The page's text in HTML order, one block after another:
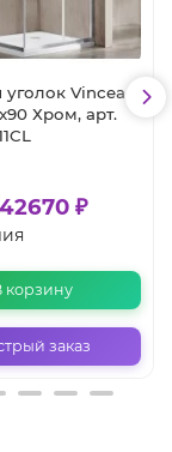
Vincea
Хром, арт.
42670 ₽
корзину
заказ